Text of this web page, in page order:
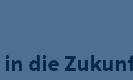
in die